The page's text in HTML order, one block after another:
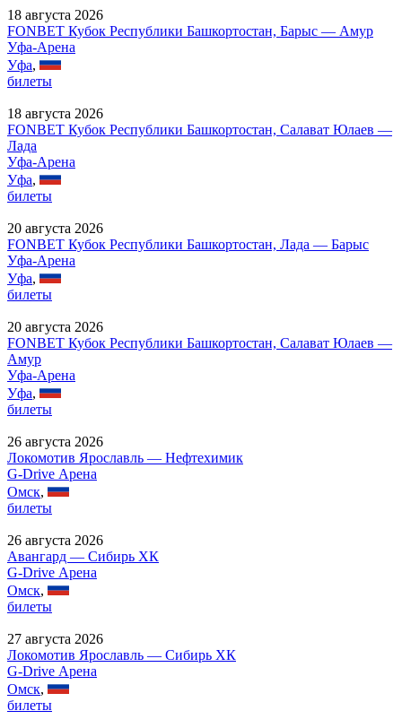
18 августа 2026
FONBET Кубок Республики Башкортостан, Барыс — Амур
Уфа-Арена
Уфа,
билеты
18 августа 2026
FONBET Кубок Республики Башкортостан, Салават Юлаев —
Лада
Уфа-Арена
Уфа,
билеты
20 августа 2026
FONBET Кубок Республики Башкортостан, Лада — Барыс
Уфа-Арена
Уфа,
билеты
20 августа 2026
FONBET Кубок Республики Башкортостан, Салават Юлаев —
Амур
Уфа-Арена
Уфа,
билеты
26 августа 2026
Локомотив Ярославль — Нефтехимик
G-Drive Арена
Омск,
билеты
26 августа 2026
Авангард — Сибирь ХК
G-Drive Арена
Омск,
билеты
27 августа 2026
Локомотив Ярославль — Сибирь ХК
G-Drive Арена
Омск,
билеты